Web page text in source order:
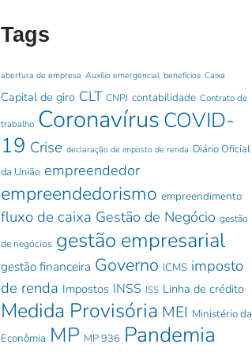
Tags
abertura de empresa Auxílio emergencial benefícios Caixa
Capital de giro CLT CNPJ contabilidade Contrato de
trabalho Coronavírus COVID-
19 Crise declaração de imposto de renda Diário Oficial
da União empreendedor
empreendedorismo empreendimento
fluxo de caixa Gestão de Negócio gestão
de negócios gestão empresarial
gestão financeira Governo ICMS imposto
de renda Impostos INSS ISS Linha de crédito
Medida Provisória MEI Ministério da
Econômia MP MP 936 Pandemia